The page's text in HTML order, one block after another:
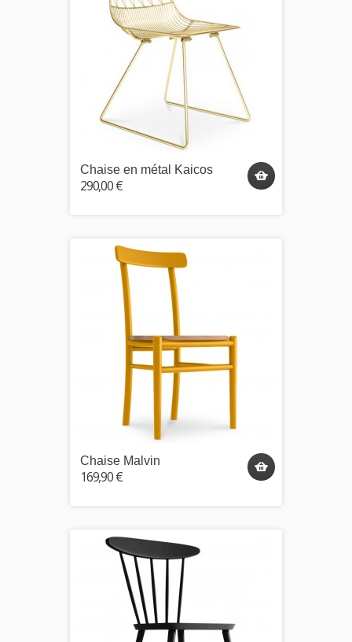
Chaise en métal Kaicos
290,00 €
Chaise Malvin
169,90 €